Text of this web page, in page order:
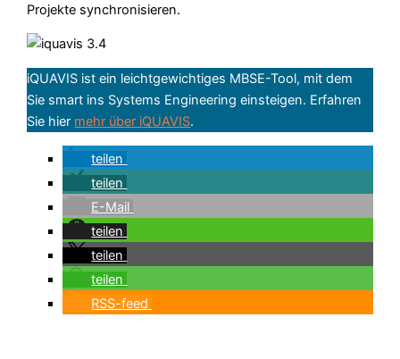
Projekte synchronisieren.
iQUAVIS ist ein leichtgewichtiges MBSE-Tool, mit dem
Sie smart ins Systems Engineering einsteigen. Erfahren
Sie hier mehr über iQUAVIS.
teilen
teilen
E-Mail
teilen
teilen
teilen
RSS-feed